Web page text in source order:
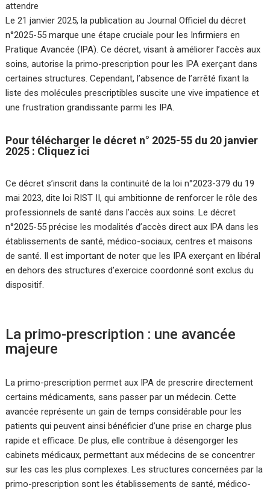
attendre
Le 21 janvier 2025, la publication au Journal Officiel du décret
n°2025-55 marque une étape cruciale pour les Infirmiers en
Pratique Avancée (IPA). Ce décret, visant à améliorer l’accès aux
soins, autorise la primo-prescription pour les IPA exerçant dans
certaines structures. Cependant, l’absence de l’arrêté fixant la
liste des molécules prescriptibles suscite une vive impatience et
une frustration grandissante parmi les IPA.
Pour télécharger le décret n° 2025-55 du 20 janvier
2025 : Cliquez ici
Ce décret s’inscrit dans la continuité de la loi n°2023-379 du 19
mai 2023, dite loi RIST II, qui ambitionne de renforcer le rôle des
professionnels de santé dans l’accès aux soins. Le décret
n°2025-55 précise les modalités d’accès direct aux IPA dans les
établissements de santé, médico-sociaux, centres et maisons
de santé. Il est important de noter que les IPA exerçant en libéral
en dehors des structures d’exercice coordonné sont exclus du
dispositif.
La primo-prescription : une avancée
majeure
La primo-prescription permet aux IPA de prescrire directement
certains médicaments, sans passer par un médecin. Cette
avancée représente un gain de temps considérable pour les
patients qui peuvent ainsi bénéficier d’une prise en charge plus
rapide et efficace. De plus, elle contribue à désengorger les
cabinets médicaux, permettant aux médecins de se concentrer
sur les cas les plus complexes. Les structures concernées par la
primo-prescription sont les établissements de santé, médico-